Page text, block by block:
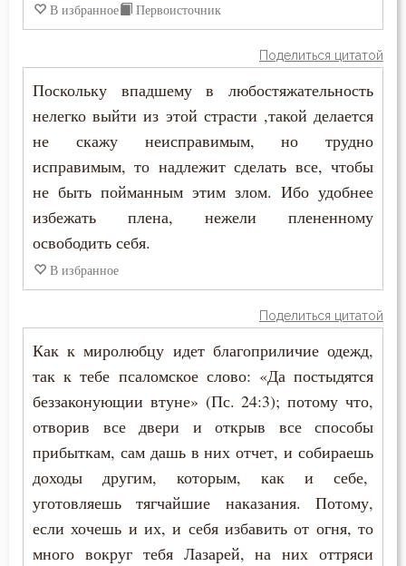
Язык
В избранное Первоисточник
Поделиться цитатой
Поскольку впадшему в любостяжательность
нелегко выйти из этой страсти ,такой делается
не скажу неисправимым, но трудно
исправимым, то надлежит сделать все, чтобы
не быть пойманным этим злом. Ибо удобнее
избежать плена, нежели плененному
освободить себя.
В избранное
Поделиться цитатой
Как к миролюбцу идет благоприличие одежд,
так к тебе псаломское слово: «Да постыдятся
беззаконующии втуне» (Пс. 24:3); потому что,
отворив все двери и открыв все способы
прибыткам, сам дашь в них отчет, и собираешь
доходы другим, которым, как и себе,
уготовляешь тягчайшие наказания. Потому,
если хочешь и их, и себя избавить от огня, то
много вокруг тебя Лазарей, на них оттряси